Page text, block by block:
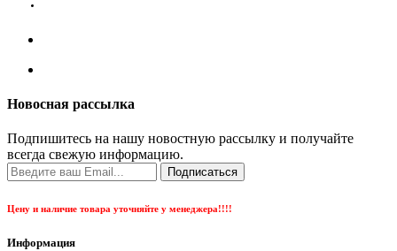
Новосная рассылка
Подпишитесь на нашу новостную рассылку и получайте
всегда свежую информацию.
Подписаться
Цену и наличие товара уточняйте у менеджера!!!!
Информация